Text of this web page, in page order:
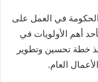
الحكومة في العمل على
أهم الأولويات في
خطة تحسين وتطوير
العام.